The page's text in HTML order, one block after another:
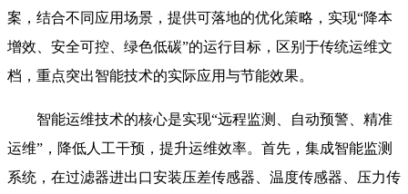
案，结合不同应用场景，提供可落地的优化策略，实现“降本
增效、安全可控、绿色低碳”的运行目标，区别于传统运维文
档，重点突出智能技术的实际应用与节能效果。
智能运维技术的核心是实现“远程监测、自动预警、精准
运维”，降低人工干预，提升运维效率。首先，集成智能监测
系统，在过滤器进出口安装压差传感器、温度传感器、压力传